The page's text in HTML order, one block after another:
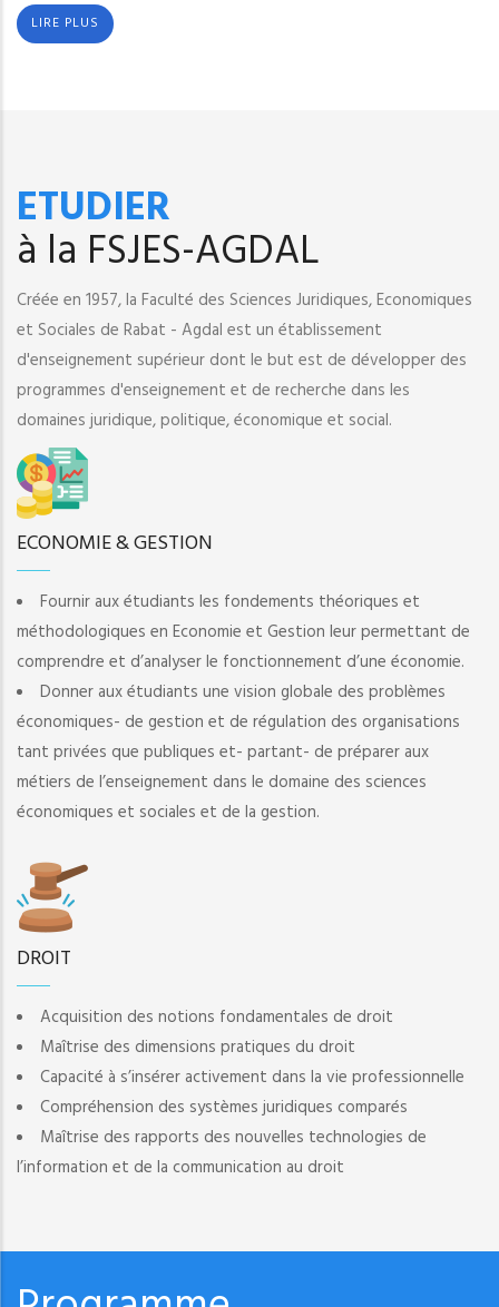
LIRE PLUS
ETUDIER
à la FSJES-AGDAL
Créée en 1957, la Faculté des Sciences Juridiques, Economiques
et Sociales de Rabat - Agdal est un établissement
d'enseignement supérieur dont le but est de développer des
programmes d'enseignement et de recherche dans les
domaines juridique, politique, économique et social.
ECONOMIE & GESTION
Fournir aux étudiants les fondements théoriques et
méthodologiques en Economie et Gestion leur permettant de
comprendre et d’analyser le fonctionnement d’une économie.
Donner aux étudiants une vision globale des problèmes
économiques- de gestion et de régulation des organisations
tant privées que publiques et- partant- de préparer aux
métiers de l’enseignement dans le domaine des sciences
économiques et sociales et de la gestion.
DROIT
Acquisition des notions fondamentales de droit
Maîtrise des dimensions pratiques du droit
Capacité à s’insérer activement dans la vie professionnelle
Compréhension des systèmes juridiques comparés
Maîtrise des rapports des nouvelles technologies de
l’information et de la communication au droit